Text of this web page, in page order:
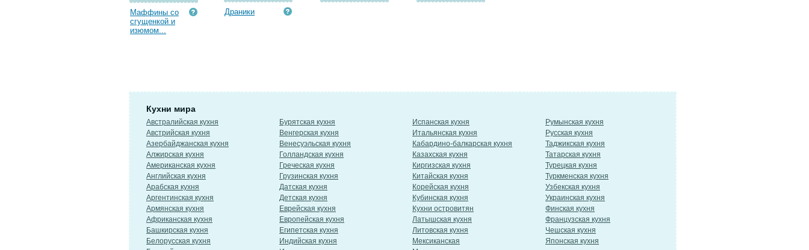
Маффины со
сгущенкой и
изюмом...
Драники
Кухни мира
Австралийская кухня
Австрийская кухня
Азербайджанская кухня
Алжирская кухня
Американская кухня
Английская кухня
Арабская кухня
Аргентинская кухня
Армянская кухня
Африканская кухня
Башкирская кухня
Белорусская кухня
Бурятская кухня
Венгерская кухня
Венесуэльская кухня
Голландская кухня
Греческая кухня
Грузинская кухня
Датская кухня
Детская кухня
Еврейская кухня
Европейская кухня
Египетская кухня
Индийская кухня
Испанская кухня
Итальянская кухня
Кабардино-балкарская кухня
Казахская кухня
Киргизская кухня
Китайская кухня
Корейская кухня
Кубинская кухня
Кухни островитян
Латышская кухня
Литовская кухня
Мексиканская
Румынская кухня
Русская кухня
Таджикская кухня
Татарская кухня
Турецкая кухня
Туркменская кухня
Узбекская кухня
Украинская кухня
Финская кухня
Французская кухня
Чешская кухня
Японская кухня